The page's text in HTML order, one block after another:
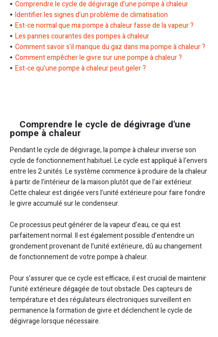
Comprendre le cycle de dégivrage d’une pompe à chaleur
Identifier les signes d’un problème de climatisation
Est-ce normal que ma pompe à chaleur fasse de la vapeur ?
Les pannes courantes des pompes à chaleur
Comment savoir s’il manque du gaz dans ma pompe à chaleur ?
Comment empêcher le givre sur une pompe à chaleur ?
Est-ce qu’une pompe à chaleur peut geler ?
Comprendre le cycle de dégivrage d'une
pompe à chaleur
Pendant le cycle de dégivrage, la pompe à chaleur inverse son
cycle de fonctionnement habituel. Le cycle est appliqué à l’envers
entre les 2 unités. Le système commence à produire de la chaleur
à partir de l’intérieur de la maison plutôt que de l’air extérieur.
Cette chaleur est dirigée vers l’unité extérieure pour faire fondre
le givre accumulé sur le condenseur.
Ce processus peut générer de la vapeur d’eau, ce qui est
parfaitement normal. Il est également possible d’entendre un
grondement provenant de l’unité extérieure, dû au changement
de fonctionnement de votre pompe à chaleur.
Pour s’assurer que ce cycle est efficace, il est crucial de maintenir
l’unité extérieure dégagée de tout obstacle. Des capteurs de
température et des régulateurs électroniques surveillent en
permanence la formation de givre et déclenchent le cycle de
dégivrage lorsque nécessaire.